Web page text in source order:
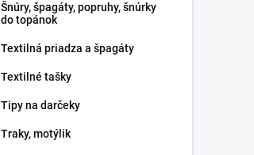
Šnúry, špagáty, popruhy, šnúrky
do topánok
Textilná priadza a špagáty
Textilné tašky
Tipy na darčeky
Traky, motýlik